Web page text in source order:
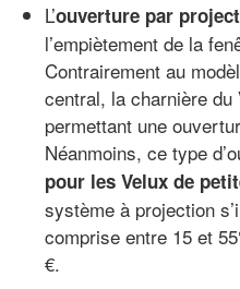
L’ouverture par
l’empiètement de la
Contrairement au
central, la charnière
permettant une
Néanmoins, ce type
pour les Velux de
système à projection
comprise entre 15 et
€.